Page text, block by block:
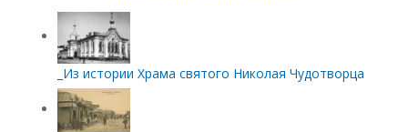
_Из истории Храма святого Николая Чудотворца